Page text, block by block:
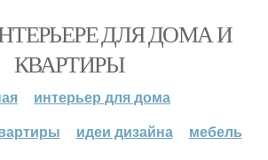
ДЛЯ ДОМА И
КВАРТИРЫ
интерьер для дома
идеи дизайна мебель